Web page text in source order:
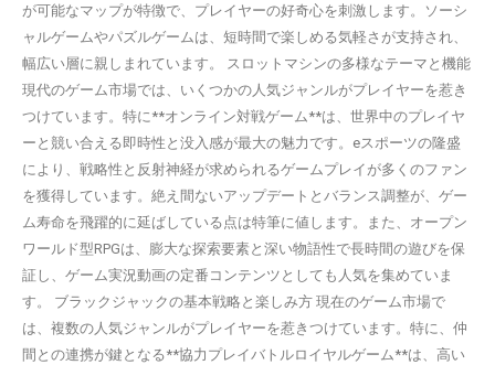
が可能なマップが特徴で、プレイヤーの好奇心を刺激します。ソーシ
ャルゲームやパズルゲームは、短時間で楽しめる気軽さが支持され、
幅広い層に親しまれています。 スロットマシンの多様なテーマと機能
現代のゲーム市場では、いくつかの人気ジャンルがプレイヤーを惹き
つけています。特に**オンライン対戦ゲーム**は、世界中のプレイヤ
ーと競い合える即時性と没入感が最大の魅力です。eスポーツの隆盛
により、戦略性と反射神経が求められるゲームプレイが多くのファン
を獲得しています。絶え間ないアップデートとバランス調整が、ゲー
ム寿命を飛躍的に延ばしている点は特筆に値します。また、オープン
ワールド型RPGは、膨大な探索要素と深い物語性で長時間の遊びを保
証し、ゲーム実況動画の定番コンテンツとしても人気を集めていま
す。 ブラックジャックの基本戦略と楽しみ方 現在のゲーム市場で
は、複数の人気ジャンルがプレイヤーを惹きつけています。特に、仲
間との連携が鍵となる**協力プレイバトルロイヤルゲーム**は、高い